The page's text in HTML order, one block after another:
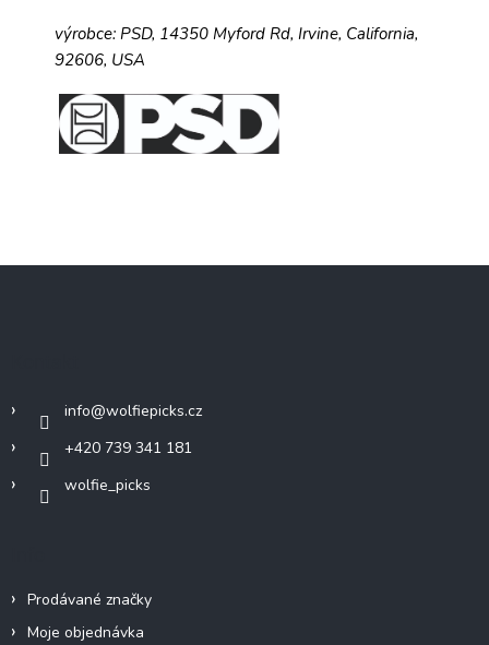
výrobce: PSD, 14350 Myford Rd, Irvine, California,
92606, USA
info@wolfiepicks.cz
+420 739 341 181
wolfie_picks
Prodávané značky
Moje objednávka